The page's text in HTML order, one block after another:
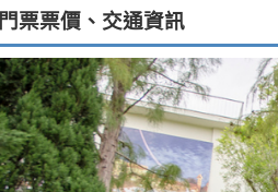
門票票價、交通資訊